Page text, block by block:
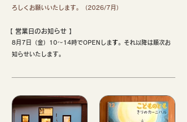
ろしくお願いいたします。（2026/7月）
【 ​営業日のお知らせ 】
8月7日（金）10〜14時でOPENします。それ以降は順次お
知らせいたします。